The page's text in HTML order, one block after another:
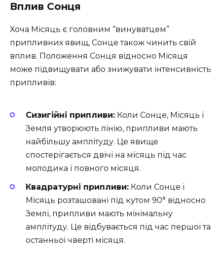
Вплив Сонця
Хоча Місяць є головним “винуватцем”
припливних явищ, Сонце також чинить свій
вплив. Положення Сонця відносно Місяця
може підвищувати або знижувати інтенсивність
припливів:
Сизигійні припливи: Коли Сонце, Місяць і
Земля утворюють лінію, припливи мають
найбільшу амплітуду. Це явище
спостерігається двічі на місяць під час
молодика і повного місяця.
Квадратурні припливи: Коли Сонце і
Місяць розташовані під кутом 90° відносно
Землі, припливи мають мінімальну
амплітуду. Це відбувається під час першої та
останньої чверті місяця.